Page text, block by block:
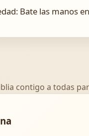
Bate las manos
contigo a todas